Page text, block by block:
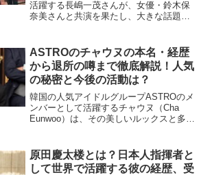
活躍する長嶋一茂さんが、女優・鈴木保
奈美さんと共演を果たし、大きな話題と
ソードを詳しくお届けします。長嶋一茂
さんが鈴木保奈美さんに抱...
ASTROのチャウヌの本名・経歴
から退所の噂まで徹底解説！人気
の秘密と今後の活動は？
韓国の人気アイドルグループASTROのメ
ンバーとして活躍するチャウヌ（Cha
Eunwoo）は、その美しいルックスと多才
して最近の退所に関する噂について詳し
く見ていきます...
原田慶太楼とは？日本人指揮者と
して世界で活躍する彼の経歴、受